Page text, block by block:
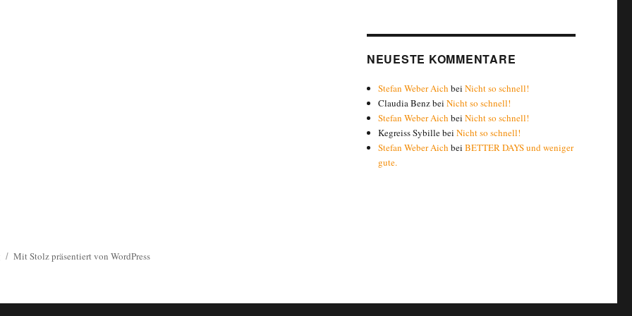
NEUESTE KOMMENTARE
Stefan Weber Aich beiNicht so schnell!
Claudia BenzbeiNicht so schnell!
Stefan Weber Aich beiNicht so schnell!
Kegreiss SybillebeiNicht so schnell!
Stefan Weber Aich beiBETTER DAYS und weniger
gute.
Mit Stolz präsentiert von WordPress